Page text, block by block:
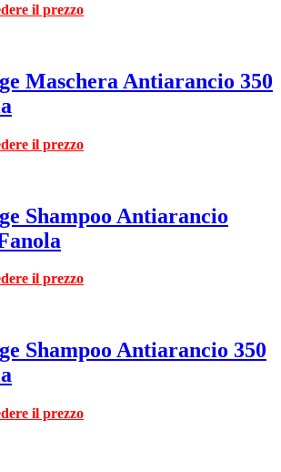
il prezzo
Maschera Antiarancio 350
il prezzo
Shampoo Antiarancio
il prezzo
Shampoo Antiarancio 350
il prezzo